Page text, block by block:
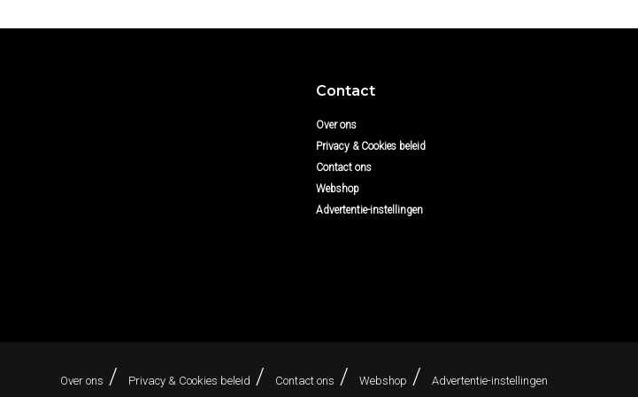
Contact
Over ons
Privacy & Cookies beleid
Contact ons
Webshop
Advertentie-instellingen
Over ons Privacy & Cookies beleid Contact ons Webshop Advertentie-instellingen